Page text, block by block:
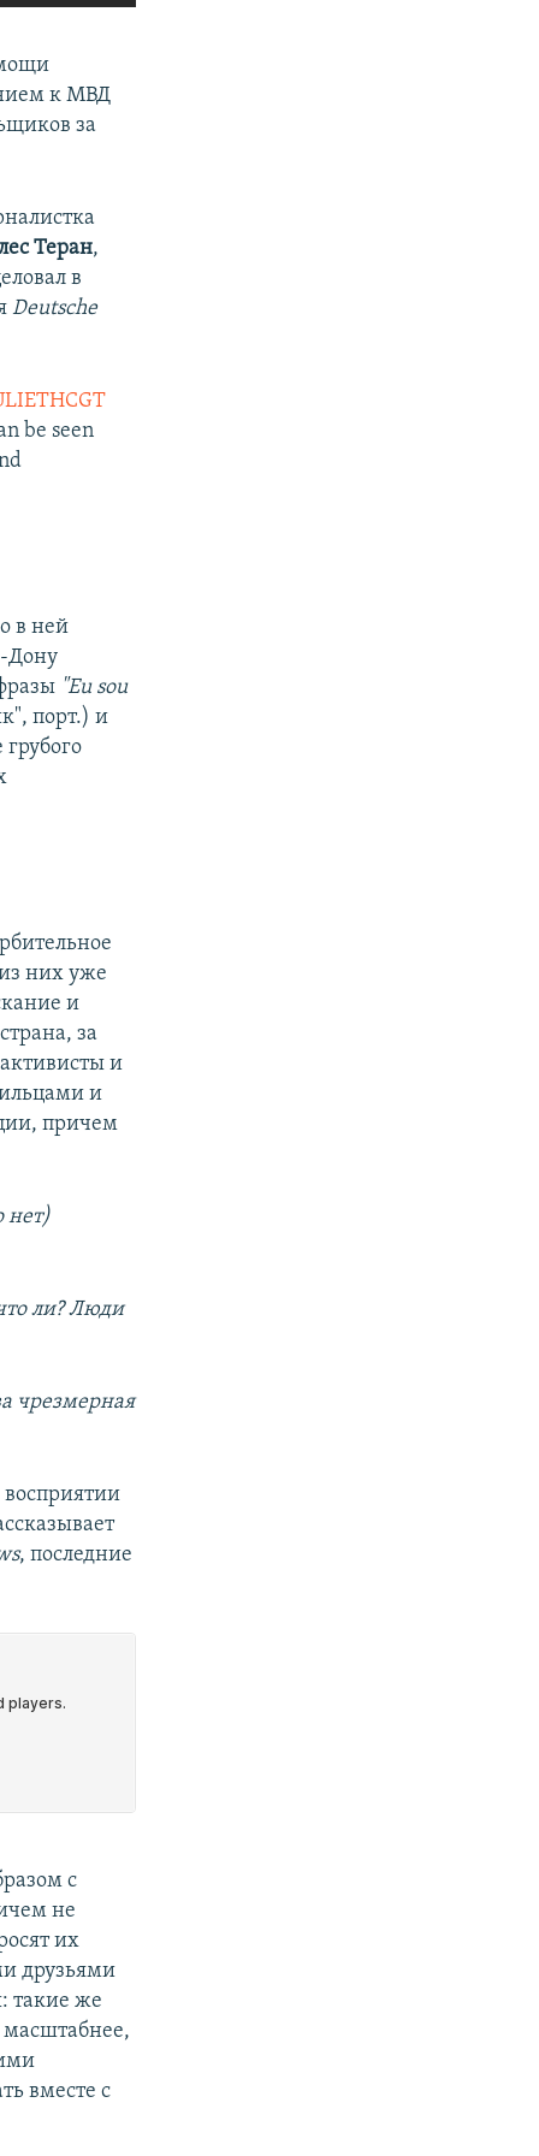
к МВД
за
Теран,
в
Deutsche
be seen
в ней
Дону
"Eu sou
порт.) и
них уже
и
за
и
и
причем
нет)
ли? Люди
чрезмерная
, последние
с
не
их
друзьями
такие же
вместе с